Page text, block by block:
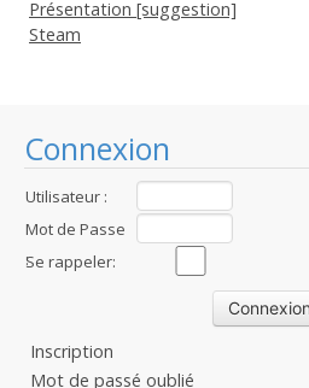
Connexion
Utilisateur :
Mot de Passe
:Se rappeler:
Inscription
Mot de passé oublié
Présentation [suggestion]
Steam